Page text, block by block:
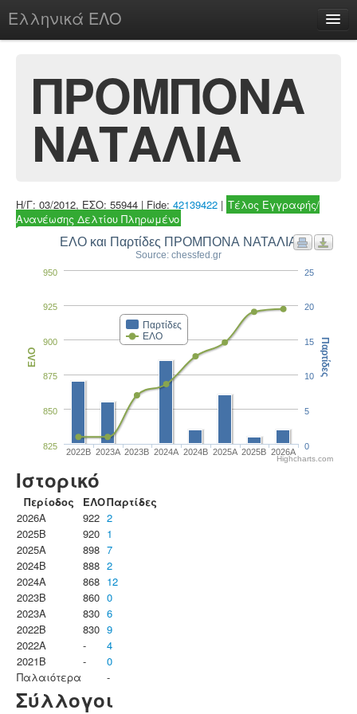
Ελληνικά ΕΛΟ
chesstu.be @ discord
Login
ΠΡΟΜΠΟΝΑ
ΝΑΤΑΛΙΑ
Η/Γ: 03/2012, ΕΣΟ: 55944 | Fide: 42139422 | Τέλος Εγγραφής/
Ανανέωσης Δελτίου Πληρωμένο
ΕΛΟ και Παρτίδες ΠΡΟΜΠΟΝΑ ΝΑΤΑΛΙΑ
Source: chessfed.gr
Παρτίδες
ΕΛΟ
2022B 2023Α 2023B 2024A 2024B 2025A 2025B 2026A
825
850
875
900
925
950
ΕΛΟ
0
5
10
15
20
25
Παρτίδες
Highcharts.com
Ιστορικό
Περίοδος ΕΛΟΠαρτίδες
2026A
922 2
2025B
920 1
2025A
898 7
2024B
888 2
2024A
868 12
2023B
860 0
2023Α
830 6
2022B
830 9
2022A
-
4
2021B
-
0
Παλαιότερα
-
Σύλλογοι